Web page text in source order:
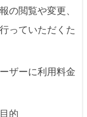
の閲覧や変更、
っていただくた
ザーに利用料金
的